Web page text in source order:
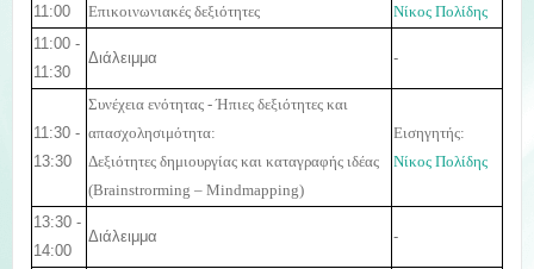
11:00
Eπικοινωνιακές δεξιότητες
Νίκος Πολίδης
11:00 -
11:30
Διάλειμμα -
11:30 -
13:30
Συνέχεια ενότητας - Ήπιες δεξιότητες και
απασχολησιμότητα:
Δεξιότητες δημιουργίας και καταγραφής ιδέας
(Brainstrorming – Mindmapping)
Εισηγητής:
Νίκος Πολίδης
13:30 -
14:00
Διάλειμμα -